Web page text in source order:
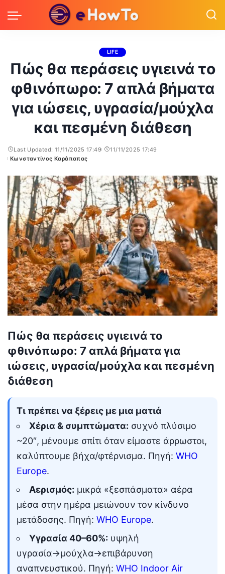
LIFE
Πώς θα περάσεις υγιεινά το
φθινόπωρο: 7 απλά βήματα
για ιώσεις, υγρασία/μούχλα
και πεσμένη διάθεση
Last Updated: 11/11/2025 17:49
11/11/2025 17:49
Posted
Κωνσταντίνος Καράπαπας
Πώς θα περάσεις υγιεινά το
φθινόπωρο: 7 απλά βήματα για
ιώσεις, υγρασία/μούχλα και πεσμένη
διάθεση
Τι πρέπει να ξέρεις με μια ματιά
Χέρια & συμπτώματα: συχνό πλύσιμο
~20″, μένουμε σπίτι όταν είμαστε άρρωστοι,
καλύπτουμε βήχα/φτέρνισμα. Πηγή: WHO
Europe.
Αερισμός: μικρά «ξεσπάσματα» αέρα
μέσα στην ημέρα μειώνουν τον κίνδυνο
μετάδοσης. Πηγή: WHO Europe.
Υγρασία 40–60%: υψηλή
υγρασία→μούχλα→επιβάρυνση
αναπνευστικού. Πηγή: WHO Indoor Air